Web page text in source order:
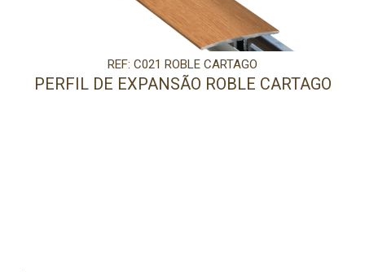
REF: C021 ROBLE CARTAGO
PERFIL DE EXPANSÃO ROBLE CARTAGO